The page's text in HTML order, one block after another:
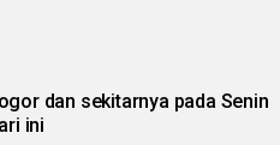
dan sekitarnya pada Senin
ini